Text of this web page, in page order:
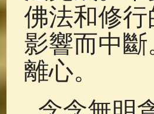
佛法和修
影響而中
離心。